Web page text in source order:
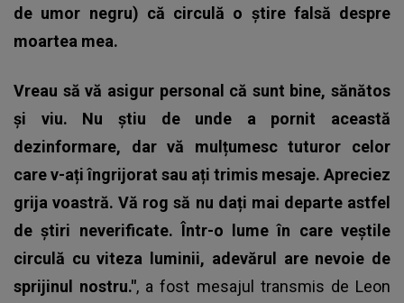
de umor negru) că circulă o știre falsă despre
moartea mea.
Vreau să vă asigur personal că sunt bine, sănătos
și viu. Nu știu de unde a pornit această
dezinformare, dar vă mulțumesc tuturor celor
care v-ați îngrijorat sau ați trimis mesaje. Apreciez
grija voastră.Vă rog să nu dați mai departe astfel
de știri neverificate. Într-o lume în care veștile
circulă cu viteza luminii, adevărul are nevoie de
sprijinul nostru.", a fost mesajul transmis de Leon